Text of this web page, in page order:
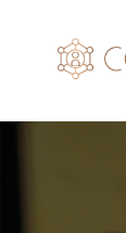
content